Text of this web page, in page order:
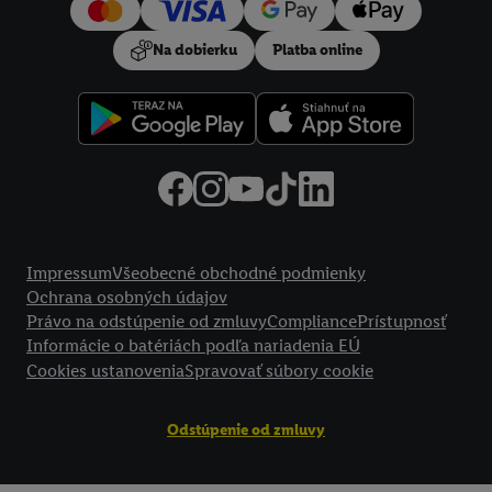
Na dobierku Platba online
ImpressumVšeobecné obchodné podmienky
Ochrana osobných údajov
Právo na odstúpenie od zmluvyCompliancePrístupnosť
Informácie o batériách podľa nariadenia EÚ
Cookies ustanoveniaSpravovať súbory cookie
Odstúpenie od zmluvy
Ďalšie informácie vrátane informácií o dobe uchovávania
údajov a Vašom práve kedykoľvek odvolať súhlas s účinnosťou
Imprint nájdete tu.